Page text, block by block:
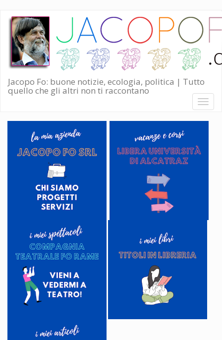
Salta
contenuto
principale
Jacopo Fo: buone notizie, ecologia, politica | Tutto
quello che gli altri non ti raccontano
Toggle